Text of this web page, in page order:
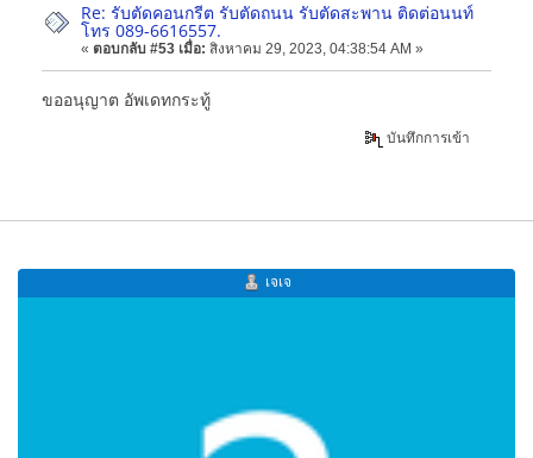
Re: รับตัดคอนกรีต รับตัดถนน รับตัดสะพาน ติดต่อนนท์
โทร 089-6616557.
« ตอบกลับ #53 เมื่อ: สิงหาคม 29, 2023, 04:38:54 AM »
ขออนุญาต อัพเดทกระทู้
บันทึกการเข้า
เจเจ